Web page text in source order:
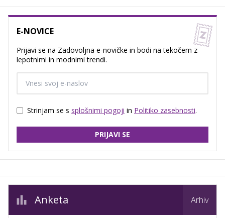
E-NOVICE
Prijavi se na Zadovoljna e-novičke in bodi na tekočem z
lepotnimi in modnimi trendi.
Strinjam se s splošnimi pogoji in Politiko zasebnosti.
PRIJAVI SE
Anketa Arhiv